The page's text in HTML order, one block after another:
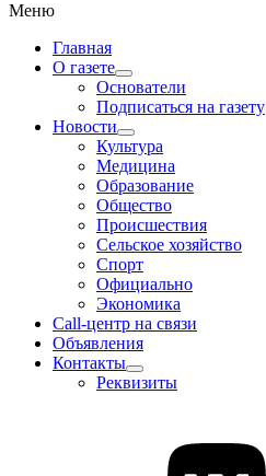
Меню
Главная
О газете
Основатели
Подписаться на газету
Новости
Культура
Медицина
Образование
Общество
Происшествия
Сельское хозяйство
Спорт
Официально
Экономика
Call-центр на связи
Объявления
Контакты
Реквизиты